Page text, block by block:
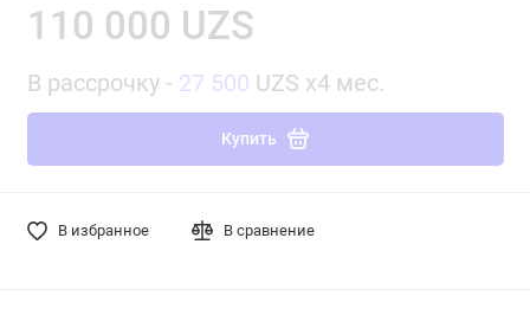
110 000 UZS
В рассрочку - 27 500 UZS x4 мес.
Купить
В избранное В сравнение